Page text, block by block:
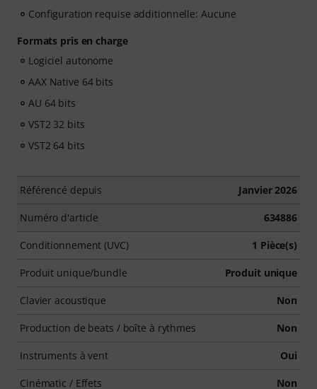
Configuration requise additionnelle: Aucune
Formats pris en charge
Logiciel autonome
AAX Native 64 bits
AU 64 bits
VST2 32 bits
VST2 64 bits
Référencé depuis Janvier 2026
Numéro d'article 634886
Conditionnement (UVC) 1 Pièce(s)
Produit unique/bundle Produit unique
Clavier acoustique Non
Production de beats / boîte à rythmes Non
Instruments à vent Oui
Cinématic / Effets Non